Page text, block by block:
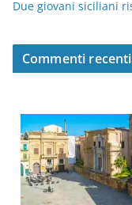
Due giovani siciliani
Commenti recenti